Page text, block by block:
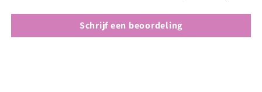
Schrijf een beoordeling